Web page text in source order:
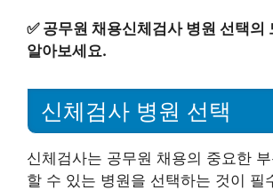
✅ 공무원 채용신체검사 병원 선택의
알아보세요.
신체검사 병원 선택
신체검사는 공무원 채용의 중요한
할 수 있는 병원을 선택하는 것이 필